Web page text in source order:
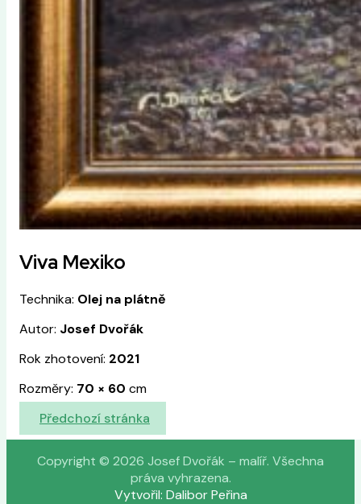
Viva Mexiko
Technika: Olej na plátně
Autor: Josef Dvořák
Rok zhotovení: 2021
Rozměry: 70 × 60 cm
Předchozí stránka
Copyright © 2026 Josef Dvořák – malíř. Všechna
práva vyhrazena.
Vytvořil: Dalibor Peřina